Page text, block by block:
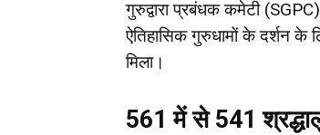
गुरुद्वारा प्रबंधक कमेटी
ऐतिहासिक गुरुधामों के दर्शन के
मिला।
561 में से 541